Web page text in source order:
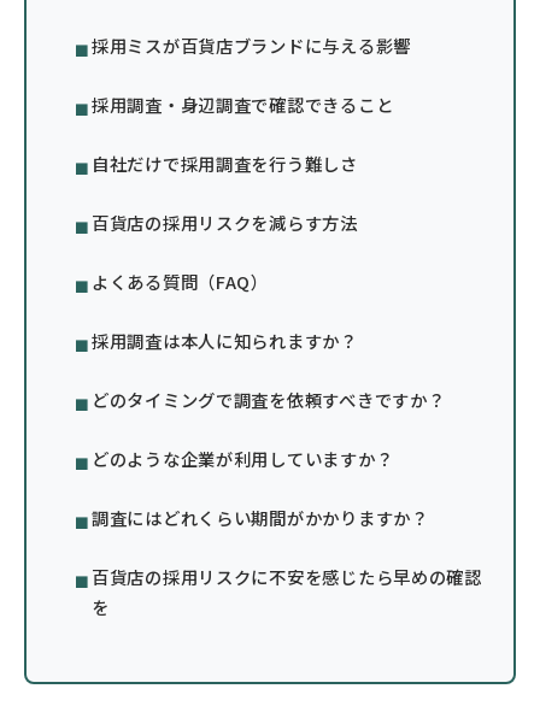
採用ミスが百貨店ブランドに与える影響
採用調査・身辺調査で確認できること
自社だけで採用調査を行う難しさ
百貨店の採用リスクを減らす方法
よくある質問（FAQ）
採用調査は本人に知られますか？
どのタイミングで調査を依頼すべきですか？
どのような企業が利用していますか？
調査にはどれくらい期間がかかりますか？
百貨店の採用リスクに不安を感じたら早めの確認
を